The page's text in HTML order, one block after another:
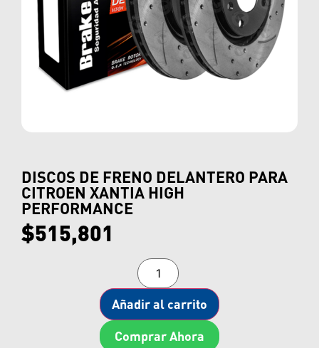
DISCOS DE FRENO DELANTERO PARA
CITROEN XANTIA HIGH
PERFORMANCE
$515,801
Añadir al carrito
Comprar Ahora